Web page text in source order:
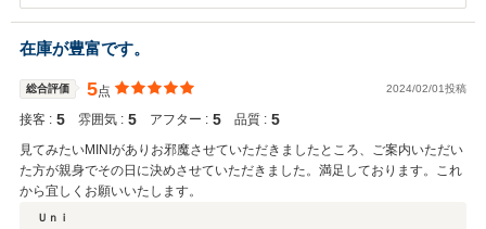
きまして、社員一同心から感謝しております。 何かお困りの際はぜひ
お気軽にお立ち寄りください。 今後とも、どうぞ宜しくお願い致しま
す。
在庫が豊富です。
総合評価 5点 2024/02/01投稿
接客 : 5 雰囲気 : 5 アフター : 5 品質 : 5
見てみたいMINIがありお邪魔させていただきましたところ、ご案内いただい
た方が親身でその日に決めさせていただきました。満足しております。これ
から宜しくお願いいたします。
Ｕｎｉ